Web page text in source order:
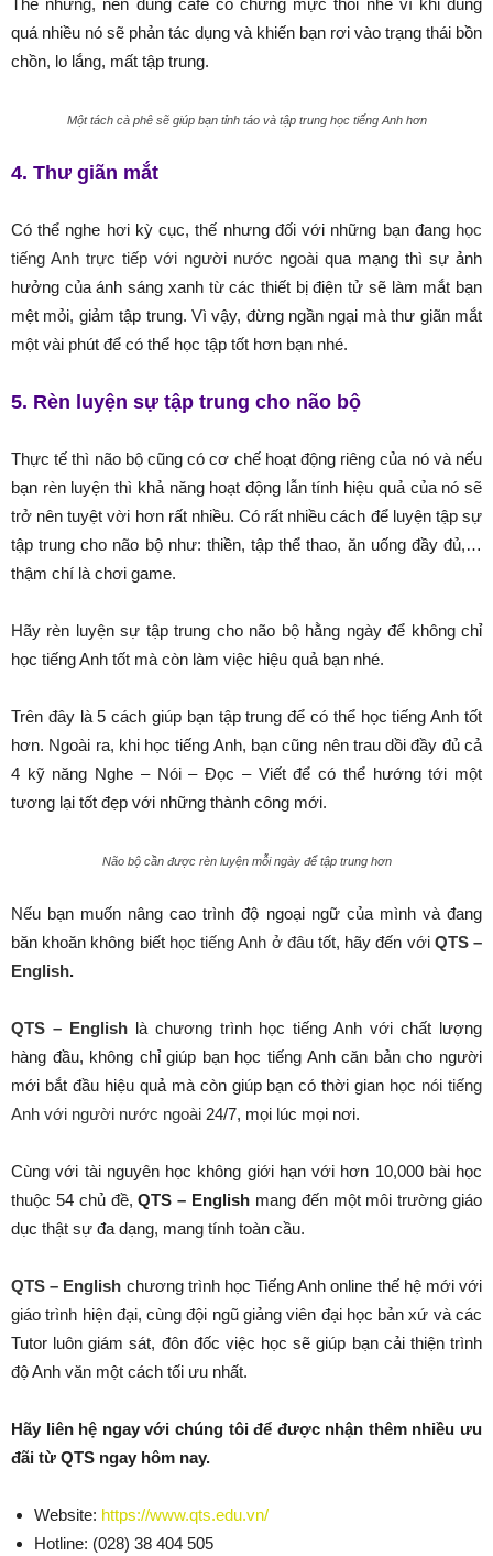
Thế nhưng, nên dùng cafe có chừng mực thôi nhé vì khi dùng
quá nhiều nó sẽ phản tác dụng và khiến bạn rơi vào trạng thái bồn
chồn, lo lắng, mất tập trung.
Một tách cà phê sẽ giúp bạn tỉnh táo và tập trung học tiếng Anh hơn
4. Thư giãn mắt
Có thể nghe hơi kỳ cục, thế nhưng đối với những bạn đang học
tiếng Anh trực tiếp với người nước ngoài qua mạng thì sự ảnh
hưởng của ánh sáng xanh từ các thiết bị điện tử sẽ làm mắt bạn
mệt mỏi, giảm tập trung. Vì vậy, đừng ngần ngại mà thư giãn mắt
một vài phút để có thể học tập tốt hơn bạn nhé.
5. Rèn luyện sự tập trung cho não bộ
Thực tế thì não bộ cũng có cơ chế hoạt động riêng của nó và nếu
bạn rèn luyện thì khả năng hoạt động lẫn tính hiệu quả của nó sẽ
trở nên tuyệt vời hơn rất nhiều. Có rất nhiều cách để luyện tập sự
tập trung cho não bộ như: thiền, tập thể thao, ăn uống đầy đủ,…
thậm chí là chơi game.
Hãy rèn luyện sự tập trung cho não bộ hằng ngày để không chỉ
học tiếng Anh tốt mà còn làm việc hiệu quả bạn nhé.
Trên đây là 5 cách giúp bạn tập trung để có thể học tiếng Anh tốt
hơn. Ngoài ra, khi học tiếng Anh, bạn cũng nên trau dồi đầy đủ cả
4 kỹ năng Nghe – Nói – Đọc – Viết để có thể hướng tới một
tương lại tốt đẹp với những thành công mới.
Não bộ cần được rèn luyện mỗi ngày để tập trung hơn
Nếu bạn muốn nâng cao trình độ ngoại ngữ của mình và đang
băn khoăn không biết học tiếng Anh ở đâu tốt, hãy đến với QTS –
English.
QTS – Englishlà chương trình học tiếng Anh với chất lượng
hàng đầu, không chỉ giúp bạn học tiếng Anh căn bản cho người
mới bắt đầu hiệu quả mà còn giúp bạn có thời gian học nói tiếng
Anh với người nước ngoài 24/7, mọi lúc mọi nơi.
Cùng với tài nguyên học không giới hạn với hơn 10,000 bài học
thuộc 54 chủ đề,QTS – English mang đến một môi trường giáo
dục thật sự đa dạng, mang tính toàn cầu.
QTS – English chương trình học Tiếng Anh online thế hệ mới với
giáo trình hiện đại, cùng đội ngũ giảng viên đại học bản xứ và các
Tutor luôn giám sát, đôn đốc việc học sẽ giúp bạn cải thiện trình
độ Anh văn một cách tối ưu nhất.
Hãy liên hệ ngay với chúng tôi để được nhận thêm nhiều ưu
đãi từ QTS ngay hôm nay.
Website: https://www.qts.edu.vn/
Hotline: (028) 38 404 505